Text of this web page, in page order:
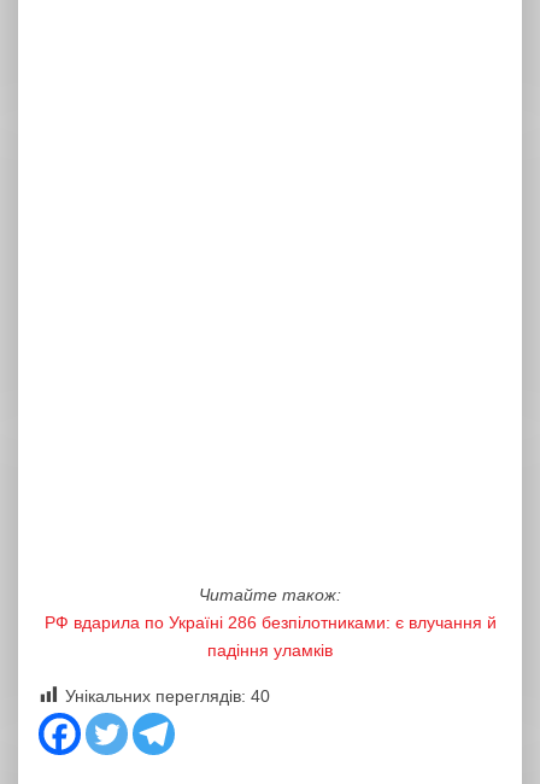
Читайте також:
РФ вдарила по Україні 286 безпілотниками: є влучання й
падіння уламків
Унікальних переглядів: 40